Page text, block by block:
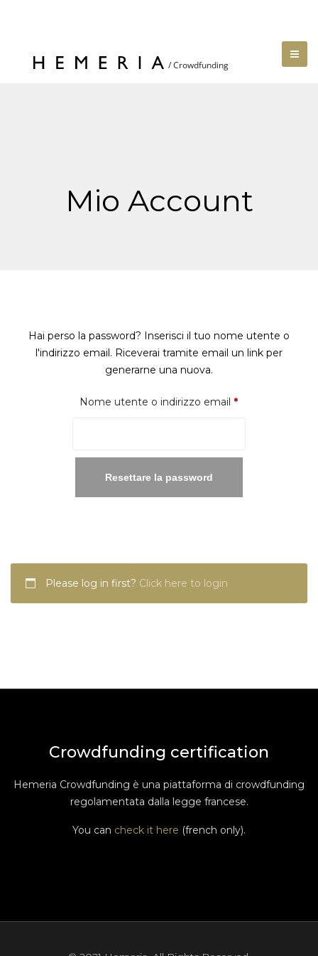
Mio Account
Hai perso la password? Inserisci il tuo nome utente o
l'indirizzo email. Riceverai tramite email un link per
generarne una nuova.
Nome utente o indirizzo email *Richiesto
Resettare la password
Please log in first? Click here to login
Crowdfunding certification
Hemeria Crowdfunding è una piattaforma di crowdfunding
regolamentata dalla legge francese.
You can check it here (french only).